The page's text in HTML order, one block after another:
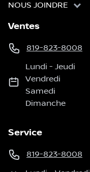
NOUS JOINDRE
Ventes
819-823-8008
Lundi -Jeudi
Vendredi
Samedi
Dimanche
Service
819-823-8008